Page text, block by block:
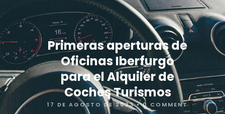
Primeras aperturas de
Oficinas Iberfurgo
para el Alquiler de
Coches Turismos
17 DE AGOSTO DE 2023 •0 COMMENT